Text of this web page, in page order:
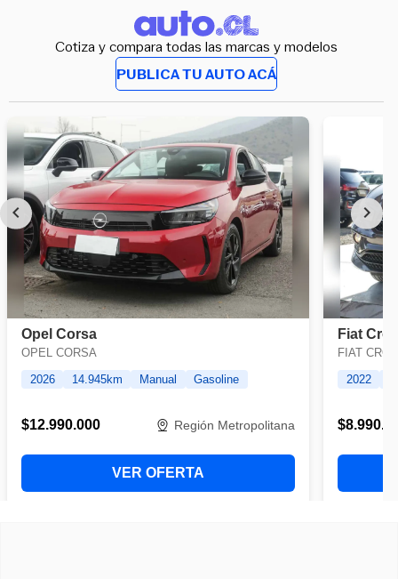
Cotiza y compara todas las marcas y modelos
PUBLICA TU AUTO ACÁ